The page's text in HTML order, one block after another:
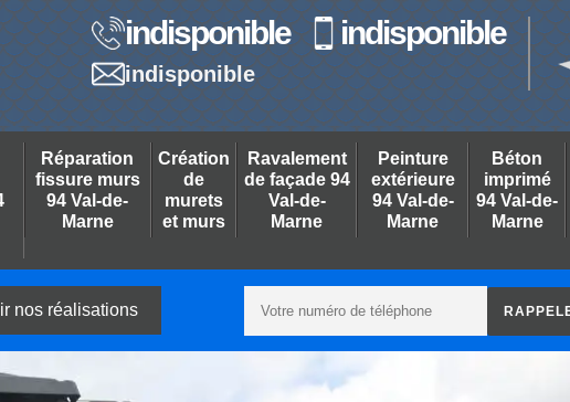
indisponible indisponible
indisponible
Réparation
fissure murs
94 Val-de-
Marne
Création
de
murets
et murs
Ravalement
de façade 94
Val-de-
Marne
Peinture
extérieure
94 Val-de-
Marne
Béton
imprimé
94 Val-de-
Marne
nos réalisations